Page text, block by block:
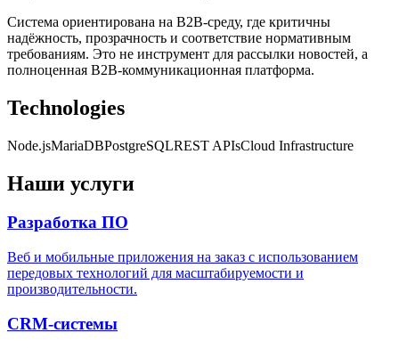
Система ориентирована на B2B-среду, где критичны
надёжность, прозрачность и соответствие нормативным
требованиям. Это не инструмент для рассылки новостей, а
полноценная B2B-коммуникационная платформа.
Technologies
Node.jsMariaDBPostgreSQLREST APIsCloud Infrastructure
Наши услуги
Разработка ПО
Веб и мобильные приложения на заказ с использованием
передовых технологий для масштабируемости и
производительности.
CRM-системы